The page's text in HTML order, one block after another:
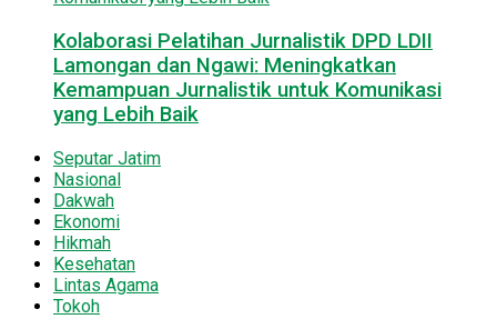
Kolaborasi Pelatihan Jurnalistik DPD LDII
Lamongan dan Ngawi: Meningkatkan
Kemampuan Jurnalistik untuk Komunikasi
yang Lebih Baik
Seputar Jatim
Nasional
Dakwah
Ekonomi
Hikmah
Kesehatan
Lintas Agama
Tokoh